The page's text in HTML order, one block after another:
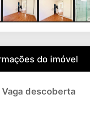
do imóvel
Vaga descoberta